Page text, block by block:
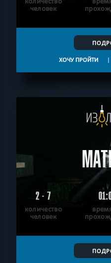
человек
ХОЧУ ПРОЙТИ |
2 - 7
количество
человек